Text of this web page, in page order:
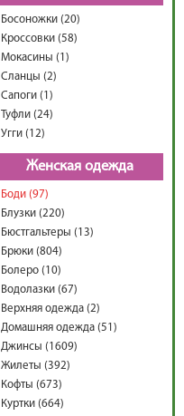
Босоножки (20)
Кроссовки (58)
Мокасины (1)
Сланцы (2)
Сапоги (1)
Туфли (24)
Угги (12)
Женская одежда
Боди (97)
Блузки (220)
Бюстгальтеры (13)
Брюки (804)
Болеро (10)
Водолазки (67)
Верхняя одежда (2)
Домашняя одежда (51)
Джинсы (1609)
Жилеты (392)
Кофты (673)
Куртки (664)